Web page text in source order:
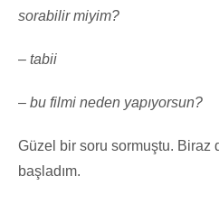
sorabilir miyim?
– tabii
– bu filmi neden yapıyorsun?
Güzel bir soru sormuştu. Biraz
başladım.